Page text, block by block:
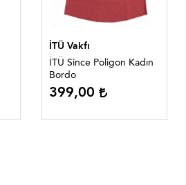
İTÜ Vakfı
İTÜ Since Poligon Kadın
Bordo
399,00